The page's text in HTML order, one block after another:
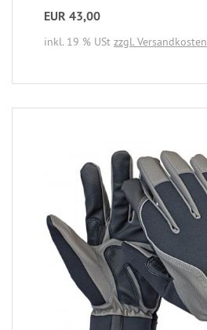
EUR 43,00
inkl. 19 % USt zzgl. Versandkosten